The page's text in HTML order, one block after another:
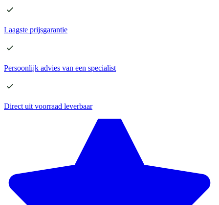
Laagste prijsgarantie
Persoonlijk advies van een specialist
Direct uit voorraad leverbaar